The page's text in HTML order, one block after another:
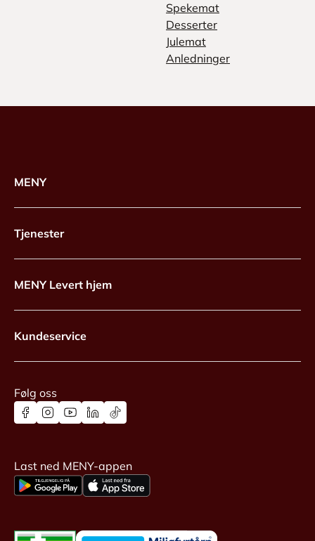
Spekemat
Desserter
Julemat
Anledninger
MENY
Tjenester
MENY Levert hjem
Kundeservice
Følg oss
Last ned MENY-appen